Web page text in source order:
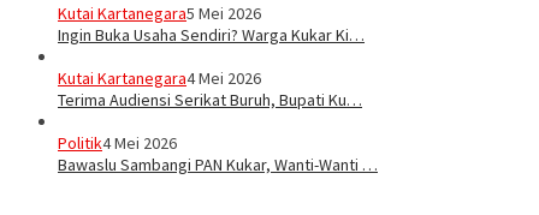
Kutai Kartanegara5 Mei 2026
Ingin Buka Usaha Sendiri? Warga Kukar Ki…
Kutai Kartanegara4 Mei 2026
Terima Audiensi Serikat Buruh, Bupati Ku…
Politik4 Mei 2026
Bawaslu Sambangi PAN Kukar, Wanti-Wanti …